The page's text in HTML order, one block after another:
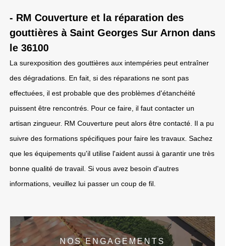
- RM Couverture et la réparation des
gouttières à Saint Georges Sur Arnon dans
le 36100
La surexposition des gouttières aux intempéries peut entraîner
des dégradations. En fait, si des réparations ne sont pas
effectuées, il est probable que des problèmes d'étanchéité
puissent être rencontrés. Pour ce faire, il faut contacter un
artisan zingueur. RM Couverture peut alors être contacté. Il a pu
suivre des formations spécifiques pour faire les travaux. Sachez
que les équipements qu'il utilise l'aident aussi à garantir une très
bonne qualité de travail. Si vous avez besoin d'autres
informations, veuillez lui passer un coup de fil.
NOS ENGAGEMENTS